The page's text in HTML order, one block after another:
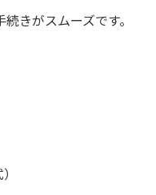
きがスムーズです。